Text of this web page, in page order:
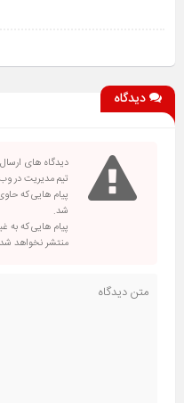
دیدگاه
دیدگاه های
تیم مدیریت در
پیام هایی که
شد.
پیام هایی که به
منتشر نخواهد